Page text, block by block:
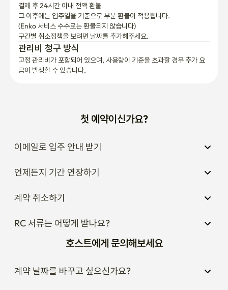
결제 후 24시간 이내 전액 환불
그 이후에는 입주일을 기준으로 부분 환불이 적용됩니다.
(Enko 서비스 수수료는 환불되지 않습니다)
구간별 취소정책을 보려면 날짜를 추가해주세요.
관리비 청구 방식
고정 관리비가 포함되어 있으며, 사용량이 기준을 초과할 경우 추가 요
금이 발생할 수 있습니다.
첫 예약이신가요?
이메일로 입주 안내 받기
언제든지 기간 연장하기
계약 취소하기
RC 서류는 어떻게 받나요?
호스트에게 문의해보세요
계약 날짜를 바꾸고 싶으신가요?